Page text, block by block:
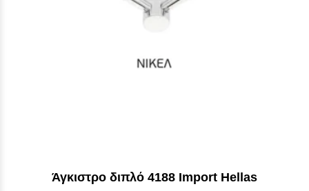
Άγκιστρο διπλό 4188 Import Hellas